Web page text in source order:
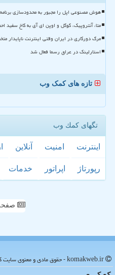
هوش مصنوعی اپل را مجبور به محدودسازی
متا، آنتروپیک، گوگل و اوپن ای آی به کاخ سفید
مرگ دورکاری در ایران وقتی اینترنت ناپایدار
استارلینک در عراق رسما فعال شد
تازه های کمک وب
تگهای كمك وب
اینترنت امنیت آنلاین
رپورتاژ اپراتور خدمات